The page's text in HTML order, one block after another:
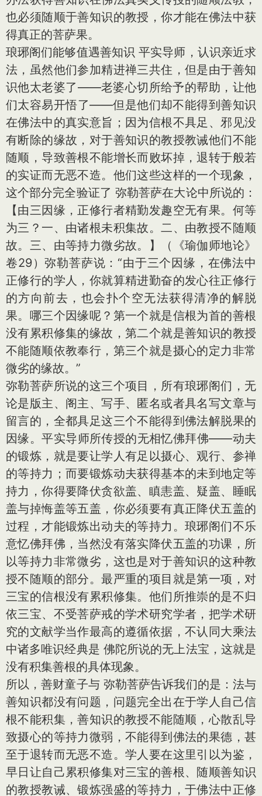
也必须随顺于善知识的教授，你才能在佛法中获
得真正的菩萨果。
琅琊阁们能够值遇善知识 平实导师，认识亲近求
法，虽然他们参加精进禅三共住，但是由于善知
识他太老婆了——老婆心切所给予的帮助，让他
们太容易开悟了——但是他们却不能得到善知识
在佛法中的真实意旨；因为信根不具足、邪见没
有断除的缘故，对于善知识的教授教诫他们不能
随顺，导致善根不能增长而败坏掉，退转于般若
的实证而无恶不造。他们这些这样的一个现象，
这个部分完全验证了 弥勒菩萨在大论中所说的：
【由三因缘，正修行者精勤发趣空无有果。何等
为三？一、由诸根未积集故。二、由教授不随顺
故。三、由等持力微劣故。】（《瑜伽师地论》
卷29）弥勒菩萨说：“由于三个因缘，在佛法中
正修行的学人，你就算精进勤奋的发心往正修行
的方向前去，也会扑个空无法获得清净的解脱
果。哪三个因缘呢？第一个就是信根为首的善根
没有累积修集的缘故，第二个就是善知识的教授
不能随顺依教奉行，第三个就是摄心的定力非常
微劣的缘故。”
弥勒菩萨所说的这三个项目，所有琅琊阁们，无
论是版主、阁主、写手、匿名或者具名写文章与
留言的，全都具足这三个不能得到佛法解脱果的
因缘。平实导师所传授的无相忆佛拜佛——动夫
的锻炼，就是要让学人有足以摄心、观行、参禅
的等持力；而要锻炼动夫获得基本的未到地定等
持力，你得要降伏贪欲盖、瞋恚盖、疑盖、睡眠
盖与掉悔盖等五盖，你必须要有真正降伏五盖的
过程，才能锻炼出动夫的等持力。琅琊阁们不乐
意忆佛拜佛，当然没有落实降伏五盖的功课，所
以等持力非常微劣，这也是对于善知识的这种教
授不随顺的部分。最严重的项目就是第一项，对
三宝的信根没有累积修集。他们所推崇的是不归
依三宝、不受菩萨戒的学术研究学者，把学术研
究的文献学当作最高的遵循依据，不认同大乘法
中诸多唯识经典是 佛陀所说的无上法宝，这就是
没有积集善根的具体现象。
所以，善财童子与 弥勒菩萨告诉我们的是：法与
善知识都没有问题，问题完全出在于学人自己信
根不能积集，善知识的教授不能随顺，心散乱导
致摄心的等持力微弱，不能得到佛法的果德，甚
至于退转而无恶不造。学人要在这里引以为鉴，
早日让自己累积修集对三宝的善根、随顺善知识
的教授教诫、锻炼强盛的等持力，于佛法中正修